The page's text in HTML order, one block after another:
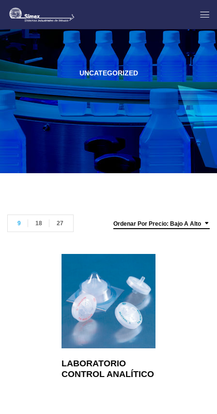
UNCATEGORIZED
Ordenar Por Precio: Bajo A Alto
9 18 27
LABORATORIO
CONTROL ANALÍTICO